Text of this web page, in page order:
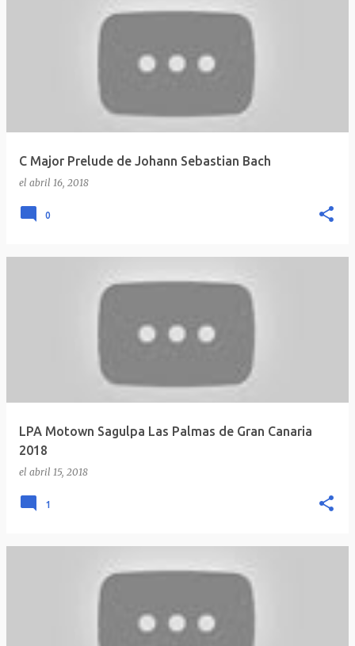
C Major Prelude de Johann Sebastian Bach
el abril 16, 2018
0
LPA Motown Sagulpa Las Palmas de Gran Canaria
2018
el abril 15, 2018
1